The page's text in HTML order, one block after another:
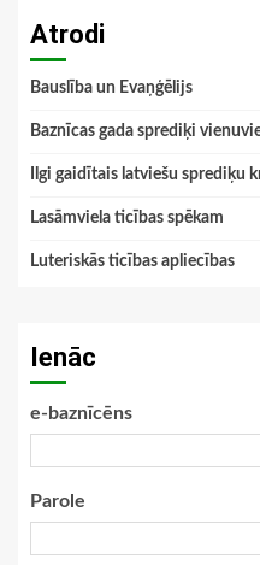
Atrodi
Bauslība un Evaņģēlijs
Baznīcas gada sprediķi
Ilgi gaidītais latviešu sprediķu
Lasāmviela ticības spēkam
Luteriskās ticības apliecības
Ienāc
e-baznīcēns
Parole